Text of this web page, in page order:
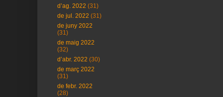
d’ag. 2022 (31)
de jul. 2022 (31)
de juny 2022
(31)
de maig 2022
(32)
d’abr. 2022 (30)
de març 2022
(31)
de febr. 2022
(28)